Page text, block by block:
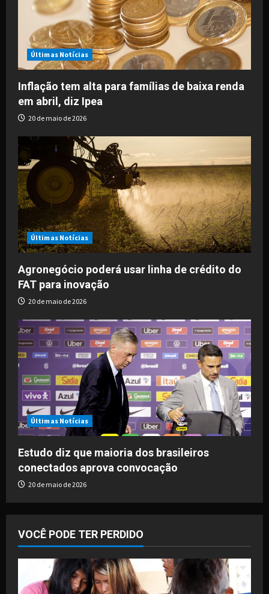
o
n
Últimas Notícias
Inflação tem alta para famílias de baixa renda
em abril, diz Ipea
20 de maio de 2026
Últimas Notícias
Agronegócio poderá usar linha de crédito do
FAT para inovação
20 de maio de 2026
Últimas Notícias
Estudo diz que maioria dos brasileiros
conectados aprova convocação
20 de maio de 2026
VOCÊ PODE TER PERDIDO